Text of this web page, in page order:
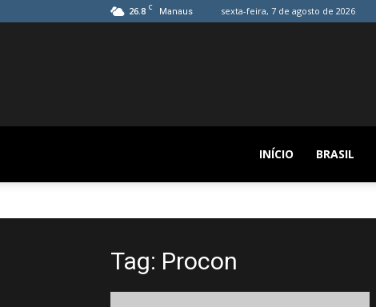
26.8 C Manaus sexta-feira, 7 de agosto de 2026
INÍCIO BRASIL
Tag: Procon